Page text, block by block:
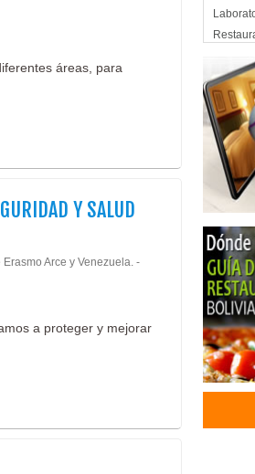
áreas, para
Y SALUD
Arce y Venezuela. -
a proteger y mejorar
Salud:
Fiestas
Arte
Globos
Globos